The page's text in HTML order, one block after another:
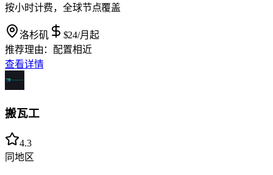
按小时计费，全球节点覆盖
洛杉矶 $24/月起
推荐理由： 配置相近
查看详情
搬瓦工
4.3
同地区